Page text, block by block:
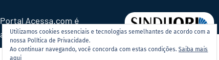
Utilizamos cookies essenciais e tecnologias semelhantes de acordo com a
nossa Política de Privacidade.
Ao continuar navegando, você concorda com estas condições.Saiba mais
aqui
Portal Acessa.com é
associado ao